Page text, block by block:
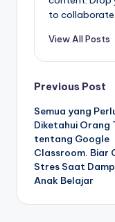
to collaborate.
View All Posts
Post
Previous Post
Semua yang
Diketahui Orang
tentang Google
Classroom. Biar
Stres Saat
Anak Belajar